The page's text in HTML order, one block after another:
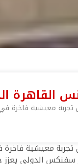
القاهرة
معيشية فاخرة
معيشية
الدولي يعزز